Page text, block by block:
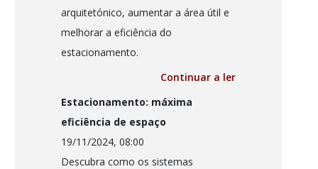
arquitetónico, aumentar a área útil e
melhorar a eficiência do
estacionamento.
Continuar a ler
Estacionamento: máxima
eficiência de espaço
19/11/2024, 08:00
Descubra como os sistemas